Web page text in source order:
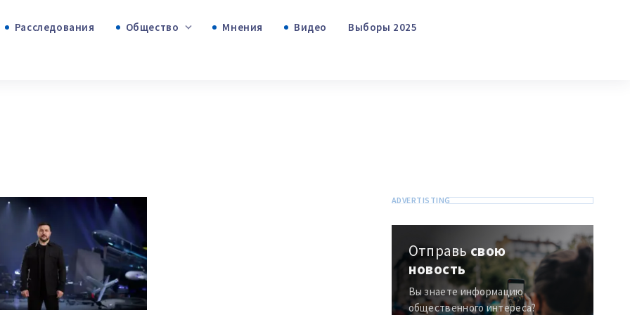
Отправьсвою
новость
Вы знаете информацию
общественного интереса?